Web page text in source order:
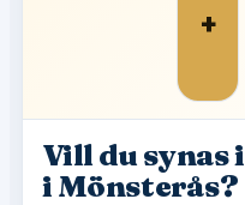
+
Vill du
i Mönsterås?